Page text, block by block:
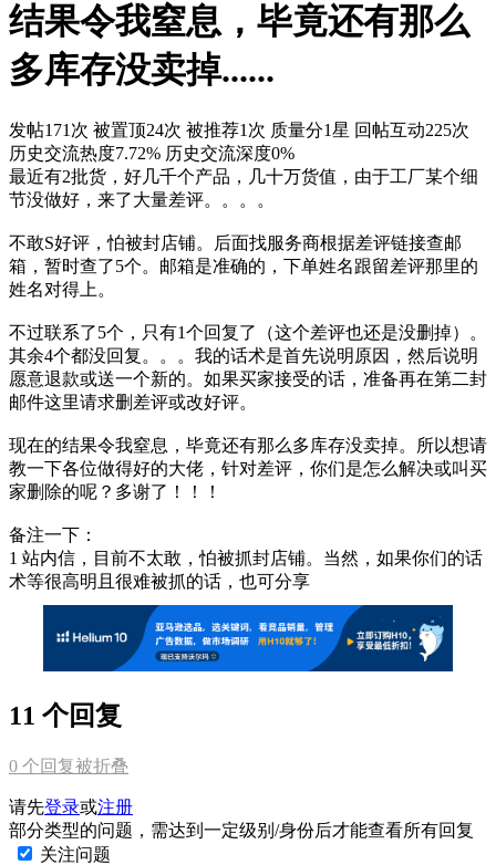
结果令我窒息，毕竟还有那么
多库存没卖掉......
发帖171次 被置顶24次 被推荐1次 质量分1星 回帖互动225次
历史交流热度7.72% 历史交流深度0%
最近有2批货，好几千个产品，几十万货值，由于工厂某个细
节没做好，来了大量差评。。。。
不敢S好评，怕被封店铺。后面找服务商根据差评链接查邮
箱，暂时查了5个。邮箱是准确的，下单姓名跟留差评那里的
姓名对得上。
不过联系了5个，只有1个回复了（这个差评也还是没删掉）。
其余4个都没回复。。。我的话术是首先说明原因，然后说明
愿意退款或送一个新的。如果买家接受的话，准备再在第二封
邮件这里请求删差评或改好评。
现在的结果令我窒息，毕竟还有那么多库存没卖掉。所以想请
教一下各位做得好的大佬，针对差评，你们是怎么解决或叫买
家删除的呢？多谢了！！！
备注一下：
1 站内信，目前不太敢，怕被抓封店铺。当然，如果你们的话
术等很高明且很难被抓的话，也可分享
11 个回复
0 个回复被折叠
请先登录或注册
部分类型的问题，需达到一定级别/身份后才能查看所有回复
关注问题